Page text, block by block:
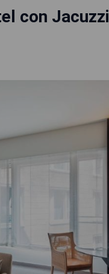
con Jacuzzi